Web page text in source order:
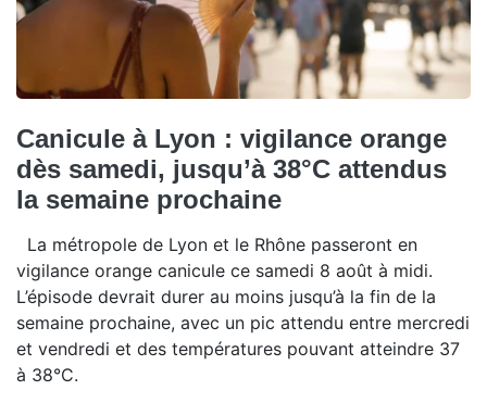
Canicule à Lyon : vigilance orange
dès samedi, jusqu’à 38°C attendus
la semaine prochaine
La métropole de Lyon et le Rhône passeront en
vigilance orange canicule ce samedi 8 août à midi.
L’épisode devrait durer au moins jusqu’à la fin de la
semaine prochaine, avec un pic attendu entre mercredi
et vendredi et des températures pouvant atteindre 37
à 38°C.